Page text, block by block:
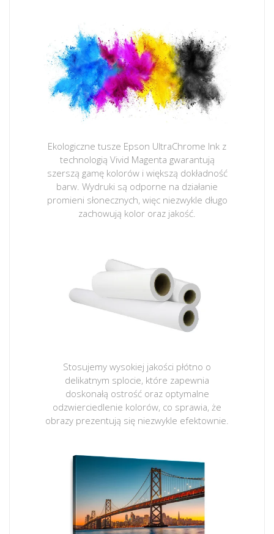
Ekologiczne tusze Epson UltraChrome Ink z
technologią Vivid Magenta gwarantują
szerszą gamę kolorów i większą dokładność
barw. Wydruki są odporne na działanie
promieni słonecznych, więc niezwykle długo
zachowują kolor oraz jakość.
Stosujemy wysokiej jakości płótno o
delikatnym splocie, które zapewnia
doskonałą ostrość oraz optymalne
odzwierciedlenie kolorów, co sprawia, że
obrazy prezentują się niezwykle efektownie.